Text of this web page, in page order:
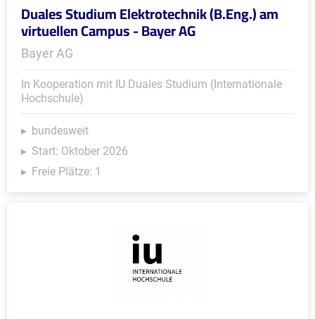
Duales Studium Elektrotechnik (B.Eng.) am
virtuellen Campus - Bayer AG
Bayer AG
In Kooperation mit IU Duales Studium (Internationale
Hochschule)
bundesweit
Start: Oktober 2026
Freie Plätze: 1